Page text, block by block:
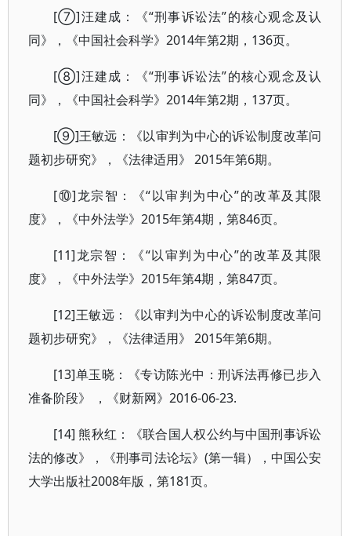
[⑦]汪建成：《“刑事诉讼法”的核心观念及认
同》，《中国社会科学》2014年第2期，136页。
[⑧]汪建成：《“刑事诉讼法”的核心观念及认
同》，《中国社会科学》2014年第2期，137页。
[⑨]王敏远：《以审判为中心的诉讼制度改革问
题初步研究》，《法律适用》 2015年第6期。
[⑩]龙宗智：《“以审判为中心”的改革及其限
度》，《中外法学》2015年第4期，第846页。
[11]龙宗智：《“以审判为中心”的改革及其限
度》，《中外法学》2015年第4期，第847页。
[12]王敏远：《以审判为中心的诉讼制度改革问
题初步研究》，《法律适用》 2015年第6期。
[13]单玉晓：《专访陈光中：刑诉法再修已步入
准备阶段》 ，《财新网》2016-06-23.
[14] 熊秋红：《联合国人权公约与中国刑事诉讼
法的修改》，《刑事司法论坛》(第一辑），中国公安
大学出版社2008年版，第181页。